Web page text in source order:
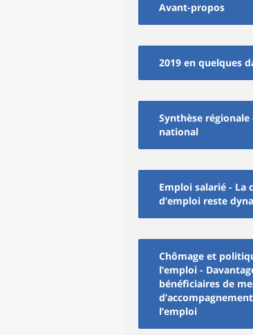
Avant-propos
2019 en quelques
Synthèse
national
Emploi salarié - La
d’emploi reste
Chômage et
l’emploi -
bénéficiaires de
l’emploi